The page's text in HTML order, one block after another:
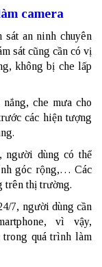
camera
sát an ninh chuyên
sát cũng cần có vị
không bị che lấp
che mưa cho
các hiện tượng
người dùng có thể
góc rộng,… Các
trên thị trường.
7, người dùng cần
vì vậy,
trong quá trình làm